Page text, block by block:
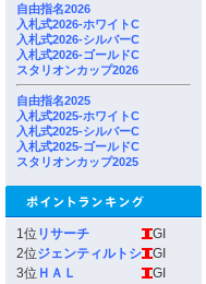
自由指名2026
入札式2026-ホワイトC
入札式2026-シルバーC
入札式2026-ゴールドC
スタリオンカップ2026
自由指名2025
入札式2025-ホワイトC
入札式2025-シルバーC
入札式2025-ゴールドC
スタリオンカップ2025
1位 リサーチ
GI
2位ジェンティルトシ
GI
3位 ＨＡＬ
GI